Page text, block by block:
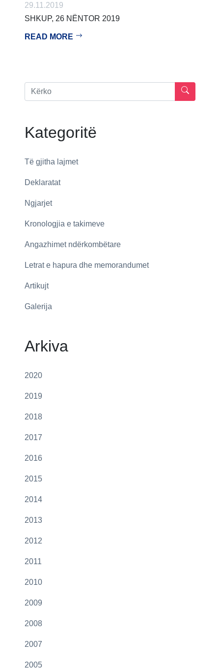
29.11.2019
SHKUP, 26 NËNTOR 2019
READ MORE
Kategoritë
Të gjitha lajmet
Deklaratat
Ngjarjet
Kronologjia e takimeve
Angazhimet ndërkombëtare
Letrat e hapura dhe memorandumet
Artikujt
Galerija
Arkiva
2020
2019
2018
2017
2016
2015
2014
2013
2012
2011
2010
2009
2008
2007
2005